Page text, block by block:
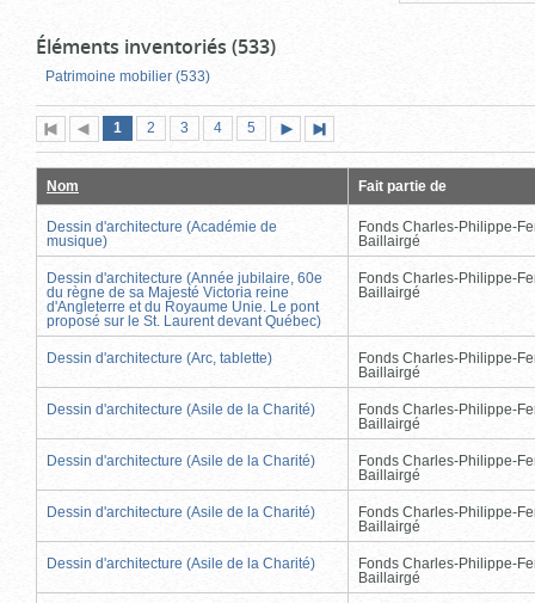
Éléments inventoriés (533)
Patrimoine mobilier (533)
Première
page
Page
précédente
Page
1 (page
actuelle)
Page
2 Page
3 Page
4 Page
5
suivante
page
Nom Fait partie de
Dessin d'architecture (Académie de
musique)
Fonds Charles-Philippe-
Baillairgé
Dessin d'architecture (Année jubilaire, 60e
du règne de sa Majesté Victoria reine
d'Angleterre et du Royaume Unie. Le pont
proposé sur le St. Laurent devant Québec)
Fonds Charles-Philippe-
Baillairgé
Dessin d'architecture (Arc, tablette)
Fonds Charles-Philippe-
Baillairgé
Dessin d'architecture (Asile de la Charité)
Fonds Charles-Philippe-
Baillairgé
Dessin d'architecture (Asile de la Charité)
Fonds Charles-Philippe-
Baillairgé
Dessin d'architecture (Asile de la Charité)
Fonds Charles-Philippe-
Baillairgé
Dessin d'architecture (Asile de la Charité)
Fonds Charles-Philippe-
Baillairgé